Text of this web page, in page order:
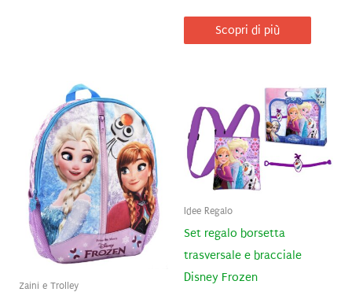
Scopri di più
Zaini e Trolley
Idee Regalo
Set regalo borsetta
trasversale e bracciale
Disney Frozen